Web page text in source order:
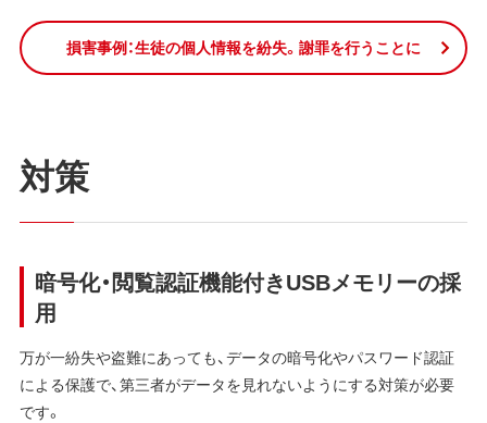
損害事例：生徒の個人情報を紛失。謝罪を行うことに
対策
暗号化・閲覧認証機能付きUSBメモリーの採
用
万が一紛失や盗難にあっても、データの暗号化やパスワード認証
による保護で、第三者がデータを見れないようにする対策が必要
です。